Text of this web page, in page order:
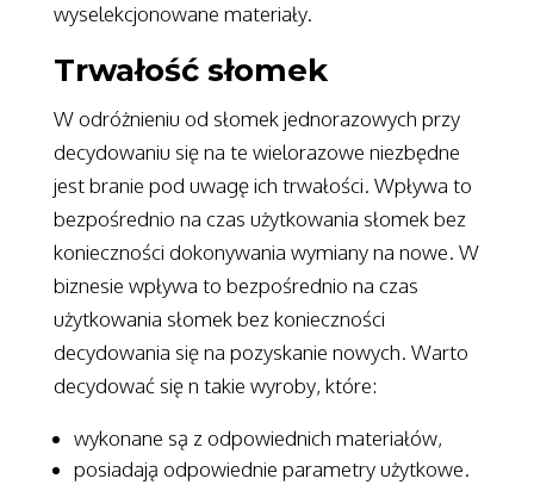
wyselekcjonowane materiały.
Trwałość słomek
W odróżnieniu od słomek jednorazowych przy
decydowaniu się na te wielorazowe niezbędne
jest branie pod uwagę ich trwałości. Wpływa to
bezpośrednio na czas użytkowania słomek bez
konieczności dokonywania wymiany na nowe. W
biznesie wpływa to bezpośrednio na czas
użytkowania słomek bez konieczności
decydowania się na pozyskanie nowych. Warto
decydować się n takie wyroby, które:
wykonane są z odpowiednich materiałów,
posiadają odpowiednie parametry użytkowe.